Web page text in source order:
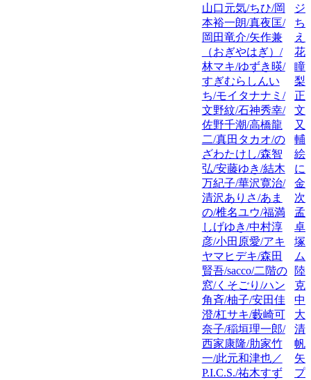
山口元気/ちひ/岡
本裕一朗/真夜匡/
岡田竜介/矢作兼
（おぎやはぎ）/
林マキ/ゆずき暎/
すぎむらしんい
ち/モイタナナミ/
文野紋/石神秀幸/
佐野千潮/高橋龍
二/真田タカオ/の
ざわたけし/森智
弘/安藤ゆき/結木
万紀子/華沢寛治/
清沢ありさ/あま
の/椎名ユウ/福満
しげゆき/中村淳
彦/小田原愛/アキ
ヤマヒデキ/森田
賢吾/sacco/二階の
窓/くそごり/ハン
角斉/柚子/安田佳
澄/杠サキ/藪崎可
奈子/稲垣理一郎/
西家康隆/肋家竹
一/此元和津也／
P.I.C.S./祐木すず
ジ
ち
え
花
瞳/
梨
正
文
又
輔/
絵
に
金
次/
孟
卓
塚
ム
陸
克
中
大
清
帆/
矢
プ